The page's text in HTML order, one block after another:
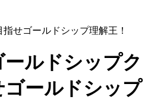
せゴールドシップ理解王！
ールドシップク
ゴールドシップ